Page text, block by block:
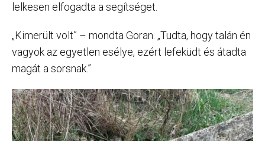
lelkesen elfogadta a segítséget.
„Kimerült volt” – mondta Goran. „Tudta, hogy talán én
vagyok az egyetlen esélye, ezért lefeküdt és átadta
magát a sorsnak.”